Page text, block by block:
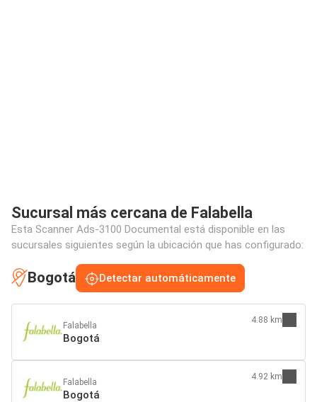
Sucursal más cercana de Falabella
Esta Scanner Ads-3100 Documental está disponible en las
sucursales siguientes según la ubicación que has configurado:
Bogotá Detectar automáticamente
Falabella
Bogotá
4.88 km
Falabella
Bogotá
4.92 km